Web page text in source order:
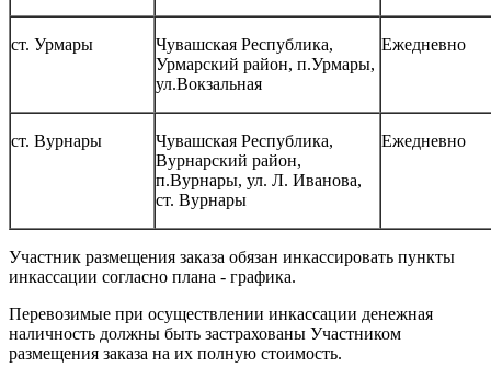
ст. Урмары
Чувашская Республика,
Урмарский район, п.Урмары,
ул.Вокзальная
Ежедневно
ст. Вурнары
Чувашская Республика,
Вурнарский район,
п.Вурнары, ул. Л. Иванова,
ст. Вурнары
Ежедневно
Участник размещения заказа обязан инкассировать пункты
инкассации согласно плана - графика.
Перевозимые при осуществлении инкассации денежная
наличность должны быть застрахованы Участником
размещения заказа на их полную стоимость.